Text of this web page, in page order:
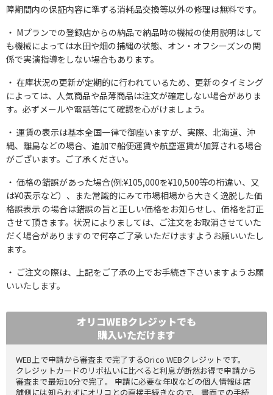
障期間内の保証内容に準ずる消耗品交換等以外の修理は無料です。
Mプランでの登録店からの納品で納品時の機械の使用説明はして
も機械によっては水田や畑の捕縄の状態、オン・オフシーズンの関
係で実演指導をしない場合もあります。
在庫状況の更新が定期的に行われているため、更新のタイミング
によっては、人気商品や品薄商品は注文が確定しない場合がありま
す。必ずメールや電話等にて確認を心がけましょう。
運賃の表示は基本全国一律で御座いますが、実際、北海道、沖
縄、離島などの場合、追加で船便運賃や航空運賃が加算される場合
がございます。ご了承ください。
価格の錯誤があった場合(例:¥105,000を¥10,500等の桁違い、又
は¥0表示など）、また常識的にみて市場相場から大きく逸脱した価
格誤表示 の場合は錯誤の旨と正しい価格をお知らせし、価格を訂正
させて頂きます。状況によりましては、ご注文をお取消させていた
だく場合がありますので何卒ご了承 いただけますようお願いいたし
ます。
ご注文の際は、上記をご了承の上でお手続き下さいますようお願
いいたします。
オリコWEBクレジットでも
購入いただけます
WEB上で申請から審査まで完了するOrico WEBクレジットです。
クレジットカードのリボ払いに比べると利息が断然お得で申請から
審査まで最短10分で完了。 申請に必要な年収などの個人情報は店
舗側には知られずにオリコとの直接手続きなので、 書面での手続